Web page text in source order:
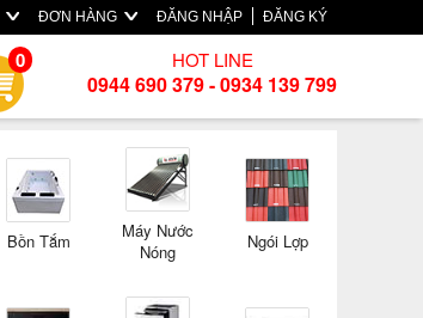
ĐƠN HÀNG ĐĂNG NHẬP ĐĂNG KÝ
0 HOT LINE
0944 690 379 - 0934 139 799
Bồn Tắm
Máy Nước
Nóng
Ngói Lợp